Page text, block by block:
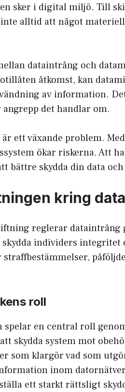
sker i digital miljö. Till
alltid att något
dataintrång och
åtkomst, kan
av information.
angrepp det handlar om.
ett växande problem.
ökar riskerna. Att
bättre skydda din data
kring
reglerar dataintrång
individers integritet
straffbestämmelser,
roll
spelar en central roll
skydda system mot
som klargör vad som
inom
ett starkt rättsligt